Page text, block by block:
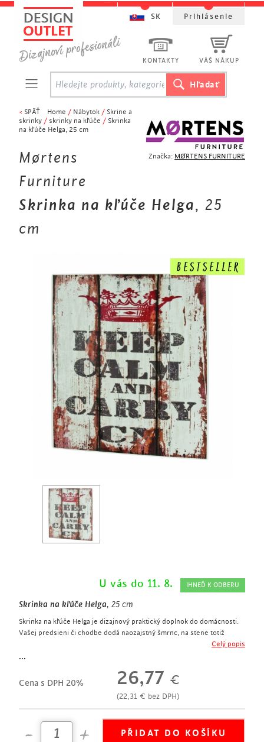
Značka: MØRTENS FURNITURE
< SPÄŤ Home / Nábytok / Skrine a
skrinky / skrinky na kľúče / Skrinka
na kľúče Helga, 25 cm
Mørtens
Furniture
Skrinka na kľúče Helga, 25
cm
U vás do 11. 8. IHNEĎ K ODBERU
Skrinka na kľúče Helga, 25 cm
Skrinka na kľúče Helga je dizajnový praktický doplnok do domácnosti.
Vašej predsieni či chodbe dodá naozajstný šmrnc, na stene totiž
prednú stranu zdobí nápis „keep calm and carry on“
...
Celý popis
Cena s DPH 20% 26,77 €
(22,31 € bez DPH)
KONTAKTY VÁŠ NÁKUP
SK Prihlásenie